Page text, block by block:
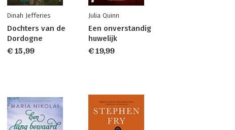
Dinah Jefferies
Dochters van de
Dordogne
€ 15,99
Julia Quinn
Een onverstandig
huwelijk
€ 19,99